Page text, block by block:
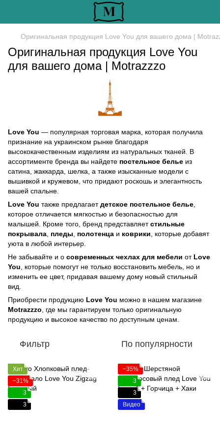
Оригинальная продукция Love You для вашего дома |
Оригинальная продукция Love You
для вашего дома | Motrazzzo
Love You — популярная торговая марка, которая получила
признание на украинском рынке благодаря
высококачественным изделиям из натуральных тканей. В
ассортименте бренда вы найдете постельное белье из
сатина, жаккарда, шелка, а также изысканные модели с
вышивкой и кружевом, что придают роскошь и элегантность
вашей спальне.
Love You также предлагаетдетское постельное белье
которое отличается мягкостью и безопасностью для
малышей. Кроме того, бренд представляетстильные
покрывала пледы полотенца и коврики , которые добавят
уюта в любой интерьер.
Не забывайте и о современных чехлах для мебели от Love
You , которые помогут не только восстановить мебель, но и
изменить ее цвет, придавая вашему дому новый стильный
вид.
Приобрести продукцию Love You можно в нашем магазине
Motrazzzo , где мы гарантируем только оригинальную
продукцию и высокое качество по доступным ценам.
Фильтр По популярности
Хит
−31%
3
3
−35%
3
3
Видео